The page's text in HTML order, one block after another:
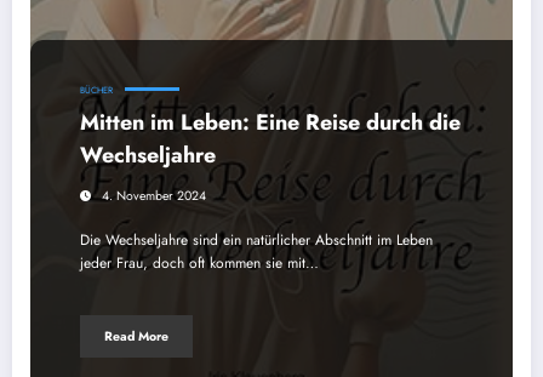
BÜCHER
Mitten im Leben: Eine Reise durch die
Wechseljahre
4. November 2024
Die Wechseljahre sind ein natürlicher Abschnitt im Leben
jeder Frau, doch oft kommen sie mit…
Read More